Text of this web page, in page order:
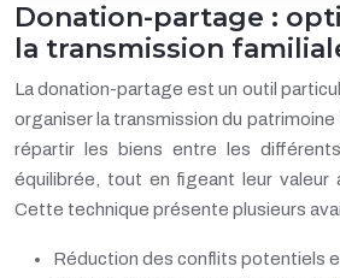
Donation-partage :
la transmission
La donation-partage est un outil
organiser la transmission du
répartir les biens entre les
équilibrée, tout en figeant leur valeur
Cette technique présente plusieurs
Réduction des conflits potentiels